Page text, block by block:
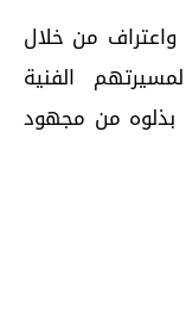
من خلال
الفنية
بذلوه من مجهود